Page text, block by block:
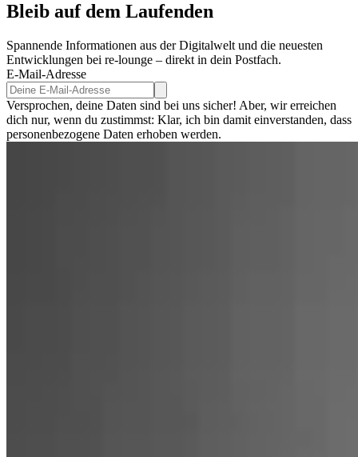
Bleib auf dem Laufenden
Spannende Informationen aus der Digitalwelt und die neuesten
Entwicklungen bei re-lounge – direkt in dein Postfach.
E-Mail-Adresse
Versprochen, deine Daten sind bei uns sicher! Aber, wir erreichen
dich nur, wenn du zustimmst: Klar, ich bin damit einverstanden, dass
personenbezogene Daten erhoben werden.